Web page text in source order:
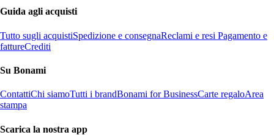
Guida agli acquisti
Tutto sugli acquistiSpedizione e consegnaReclami e resi Pagamento e
fattureCrediti
Su Bonami
ContattiChi siamoTutti i brandBonami for BusinessCarte regaloArea
stampa
Scarica la nostra app